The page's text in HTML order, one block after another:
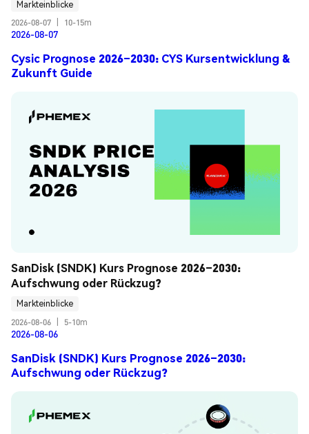
Markteinblicke
2026-08-07
10-15m
2026-08-07
Cysic Prognose 2026–2030: CYS Kursentwicklung &
Zukunft Guide
SanDisk (SNDK) Kurs Prognose 2026–2030:
Aufschwung oder Rückzug?
Markteinblicke
2026-08-06
5-10m
2026-08-06
SanDisk (SNDK) Kurs Prognose 2026–2030:
Aufschwung oder Rückzug?